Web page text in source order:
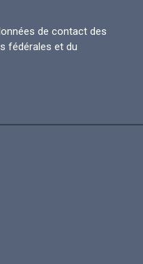
de contact des
fédérales et du